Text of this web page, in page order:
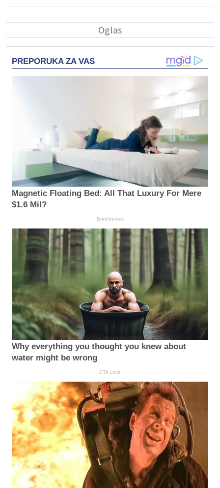
PREPORUKA ZA VAS
Magnetic Floating Bed: All That Luxury For Mere
$1.6 Mil?
Brainberries
Why everything you thought you knew about
water might be wrong
CTA Love